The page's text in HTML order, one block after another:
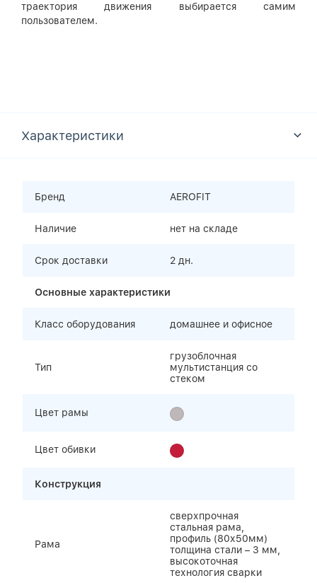
траектория движения выбирается самим
пользователем.
Характеристики
Бренд AEROFIT
Наличие нет на складе
Срок доставки 2 дн.
Основные характеристики
Класс оборудования домашнее и офисное
Тип
грузоблочная
мультистанция со
стеком
Цвет рамы
Цвет обивки
Конструкция
Рама
сверхпрочная
стальная рама,
профиль (80х50мм)
толщина стали – 3 мм,
высокоточная
технология сварки